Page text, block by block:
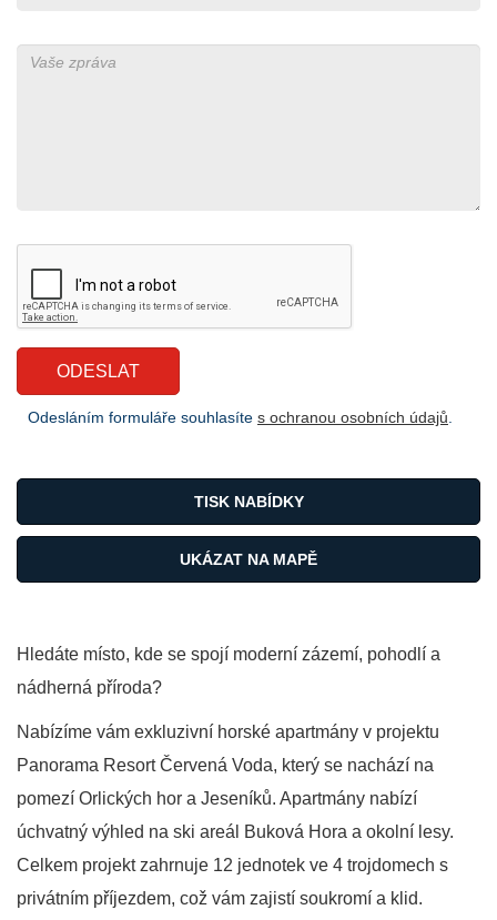
Hledáte místo, kde se spojí moderní zázemí, pohodlí a
nádherná příroda?
Nabízíme vám exkluzivní horské apartmány v projektu
Panorama Resort Červená Voda, který se nachází na
pomezí Orlických hor a Jeseníků. Apartmány nabízí
úchvatný výhled na ski areál Buková Hora a okolní lesy.
Celkem projekt zahrnuje 12 jednotek ve 4 trojdomech s
privátním příjezdem, což vám zajistí soukromí a klid.
UKÁZAT NA MAPĚ
TISK NABÍDKY
Odesláním formuláře souhlasíte s ochranou osobních údajů